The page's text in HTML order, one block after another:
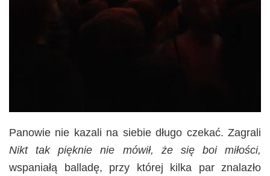
Panowie nie kazali na siebie długo czekać. Zagrali
Nikt tak pięknie nie mówił, że się boi miłości,
wspaniałą balladę, przy której kilka par znalazło